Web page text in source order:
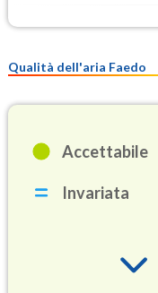
Qualità dell'aria Faedo
Accettabile
Invariata